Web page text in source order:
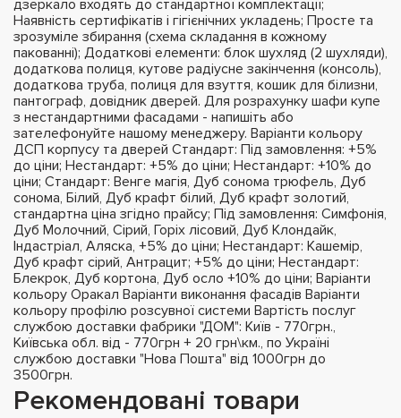
дзеркало входять до стандартної комплектації;
Наявність сертифікатів і гігієнічних укладень; Просте та
зрозуміле збирання (схема складання в кожному
пакованні); Додаткові елементи: блок шухляд (2 шухляди),
додаткова полиця, кутове радіусне закінчення (консоль),
додаткова труба, полиця для взуття, кошик для білизни,
пантограф, довідник дверей. Для розрахунку шафи купе
з нестандартними фасадами - напишіть або
зателефонуйте нашому менеджеру. Варіанти кольору
ДСП корпусу та дверей Стандарт: Під замовлення: +5%
до ціни; Нестандарт: +5% до ціни; Нестандарт: +10% до
ціни; Стандарт: Венге магія, Дуб сонома трюфель, Дуб
сонома, Білий, Дуб крафт білий, Дуб крафт золотий,
стандартна ціна згідно прайсу; Під замовлення: Симфонія,
Дуб Молочний, Сірий, Горіх лісовий, Дуб Клондайк,
Індастріал, Аляска, +5% до ціни; Нестандарт: Кашемір,
Дуб крафт сірий, Антрацит; +5% до ціни; Нестандарт:
Блекрок, Дуб кортона, Дуб осло +10% до ціни; Варіанти
кольору Оракал Варіанти виконання фасадів Варіанти
кольору профілю розсувної системи Вартість послуг
службою доставки фабрики "ДОМ": Київ - 770грн.,
Київська обл. від - 770грн + 20 грн\км., по Україні
службою доставки "Нова Пошта" від 1000грн до
3500грн.
Рекомендовані товари